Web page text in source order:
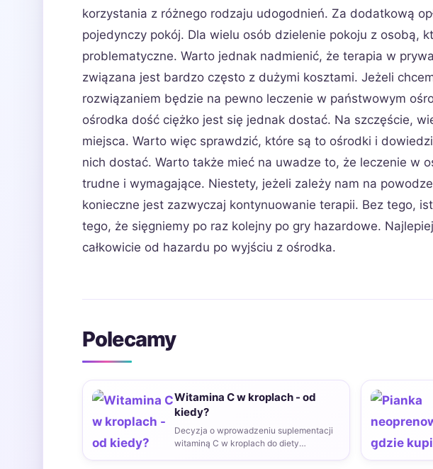
korzystania z różnego rodzaju udogodnień. Za dodatkową
pojedynczy pokój. Dla wielu osób dzielenie pokoju z osobą,
problematyczne. Warto jednak nadmienić, że terapia w
związana jest bardzo często z dużymi kosztami. Jeżeli
rozwiązaniem będzie na pewno leczenie w państwowym
ośrodka dość ciężko jest się jednak dostać. Na szczęście,
miejsca. Warto więc sprawdzić, które są to ośrodki i
nich dostać. Warto także mieć na uwadze to, że leczenie w
trudne i wymagające. Niestety, jeżeli zależy nam na
konieczne jest zazwyczaj kontynuowanie terapii. Bez tego,
tego, że sięgniemy po raz kolejny po gry hazardowe.
całkowicie od hazardu po wyjściu z ośrodka.
Polecamy
Witamina C w kroplach - od
kiedy?
Decyzja o wprowadzeniu suplementacji
witaminą C w kroplach do diety